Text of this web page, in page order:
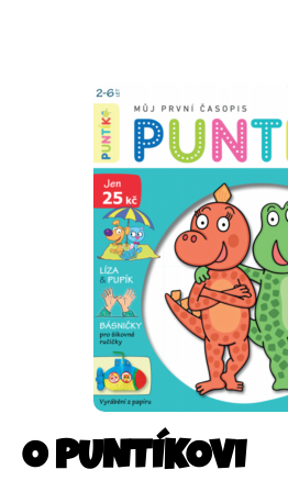
O PUNTÍKOVI